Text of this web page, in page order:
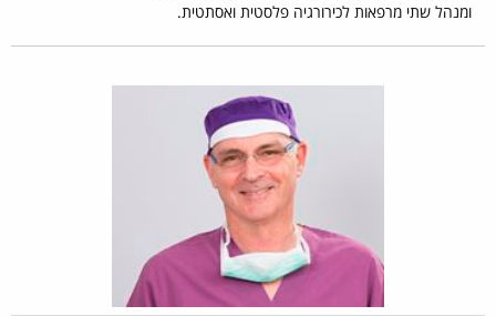
ומנהל שתי מרפאות לכירורגיה פלסטית ואסתטית.